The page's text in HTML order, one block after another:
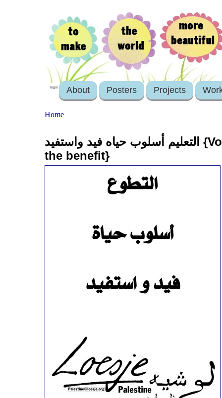
login About Posters Projects
Home
التعليم أسلوب حياه فيد واستفيد {Volunteering is a lifestyle/ Give and get
the benefit}